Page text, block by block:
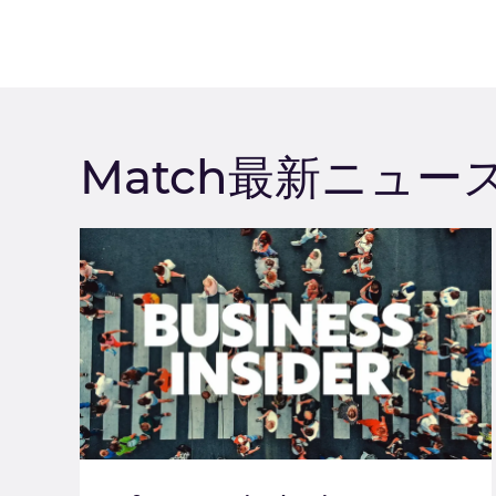
Match最新ニュー